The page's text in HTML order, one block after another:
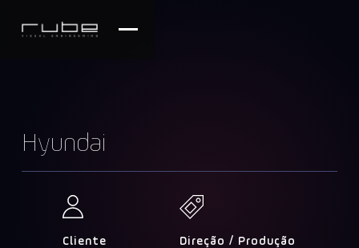
Hyundai
Cliente Direção / Produção